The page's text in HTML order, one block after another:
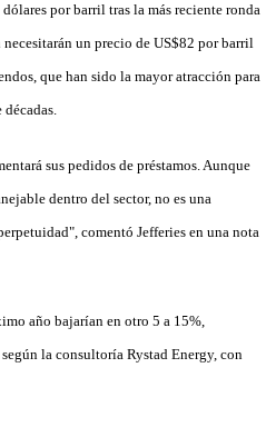
por barril tras la más reciente ronda
necesitarán un precio de US$82 por barril
que han sido la mayor atracción para
sus pedidos de préstamos. Aunque
dentro del sector, no es una
comentó Jefferies en una nota
año bajarían en otro 5 a 15%,
la consultoría Rystad Energy, con